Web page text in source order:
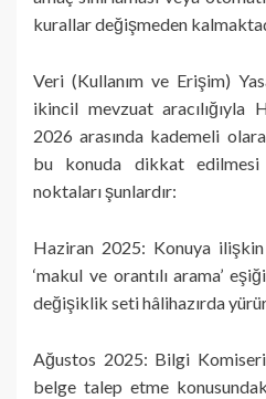
kurallar değişmeden
Veri (Kullanım ve Erişim)
ikincil mevzuat
2026 arasında kademeli
bu konuda dikkat
noktaları şunlardır:
Haziran 2025: Konuya
‘makul ve orantılı arama’
değişiklik seti hâlihazırda
Ağustos 2025: Bilgi
belge talep etme